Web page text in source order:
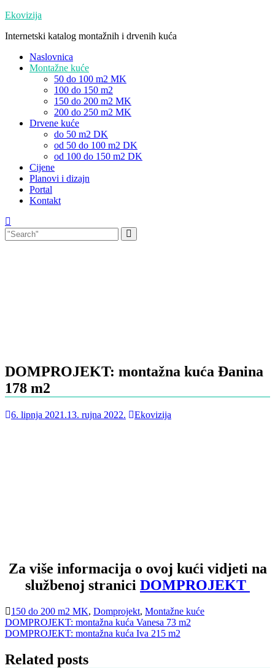
Skip
content
Ekovizija
Internetski katalog montažnih i drvenih kuća
Naslovnica
Montažne kuće
50 do 100 m2 MK
100 do 150 m2
150 do 200 m2 MK
200 do 250 m2 MK
Drvene kuće
do 50 m2 DK
od 50 do 100 m2 DK
od 100 do 150 m2 DK
Cijene
Planovi i dizajn
Portal
Kontakt
DOMPROJEKT: montažna kuća Đanina
178 m2
6. lipnja 2021.13. rujna 2022. Ekovizija
Za više informacija o ovoj kući vidjeti na
službenoj stranici DOMPROJEKT
150 do 200 m2 MK, Domprojekt, Montažne kuće
Navigacija
objava
DOMPROJEKT: montažna kuća Vanesa 73 m2
DOMPROJEKT: montažna kuća Iva 215 m2
Related posts